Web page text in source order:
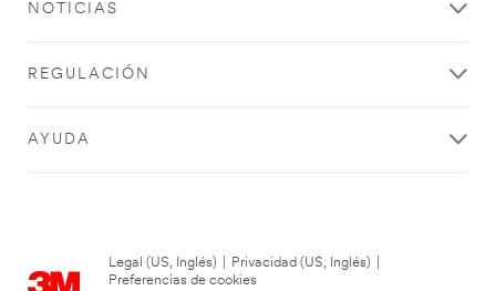
NOTICIAS
REGULACIÓN
AYUDA
Legal (US, Inglés) Privacidad (US, Inglés)
Preferencias de cookies